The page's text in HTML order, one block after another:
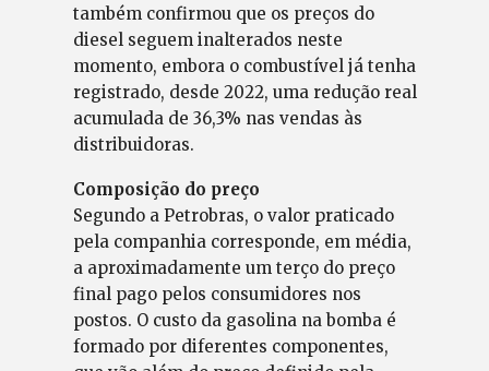
também confirmou que os preços do
diesel seguem inalterados neste
momento, embora o combustível já tenha
registrado, desde 2022, uma redução real
acumulada de 36,3% nas vendas às
distribuidoras.
Composição do preço
Segundo a Petrobras, o valor praticado
pela companhia corresponde, em média,
a aproximadamente um terço do preço
final pago pelos consumidores nos
postos. O custo da gasolina na bomba é
formado por diferentes componentes,